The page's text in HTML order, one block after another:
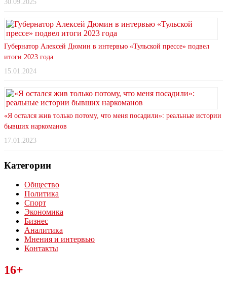
30.09.2025
Губернатор Алексей Дюмин в интервью «Тульской прессе» подвел
итоги 2023 года
15.01.2024
«Я остался жив только потому, что меня посадили»: реальные истории
бывших наркоманов
17.01.2023
Категории
Общество
Политика
Спорт
Экономика
Бизнес
Аналитика
Мнения и интервью
Контакты
Читайте последние новости дня в Тульской области на сайте
“ЗаНовомосковск”
16+